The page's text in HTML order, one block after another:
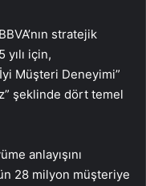
stratejik
için,
Müşteri Deneyimi”
şeklinde dört temel
anlayışını
28 milyon müşteriye